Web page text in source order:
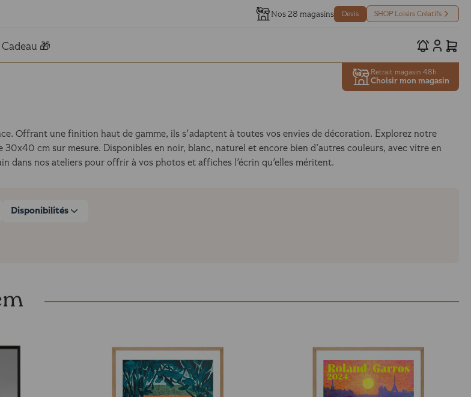
Nos 28 magasins Devis SHOP Loisirs Créatifs
Cadeau 🎁
Retrait magasin 48h
Choisir mon magasin
Offrant une finition haut de gamme, ils s'adaptent à toutes vos envies de décoration. Explorez notre
cm sur mesure. Disponibles en noir, blanc, naturel et encore bien d’autres couleurs, avec vitre en
dans nos ateliers pour offrir à vos photos et affiches l'écrin qu'elles méritent.
Disponibilités